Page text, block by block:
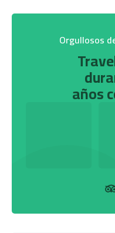
Orgullosos
años